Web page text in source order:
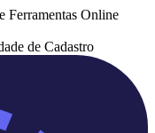
Ferramentas Online
de Cadastro